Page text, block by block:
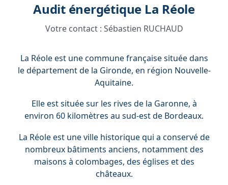
Audit énergétique La Réole
Votre contact : Sébastien RUCHAUD
La Réole est une commune française située dans
le département de la Gironde, en région Nouvelle-
Aquitaine.
Elle est située sur les rives de la Garonne, à
environ 60 kilomètres au sud-est de Bordeaux.
La Réole est une ville historique qui a conservé de
nombreux bâtiments anciens, notamment des
maisons à colombages, des églises et des
châteaux.